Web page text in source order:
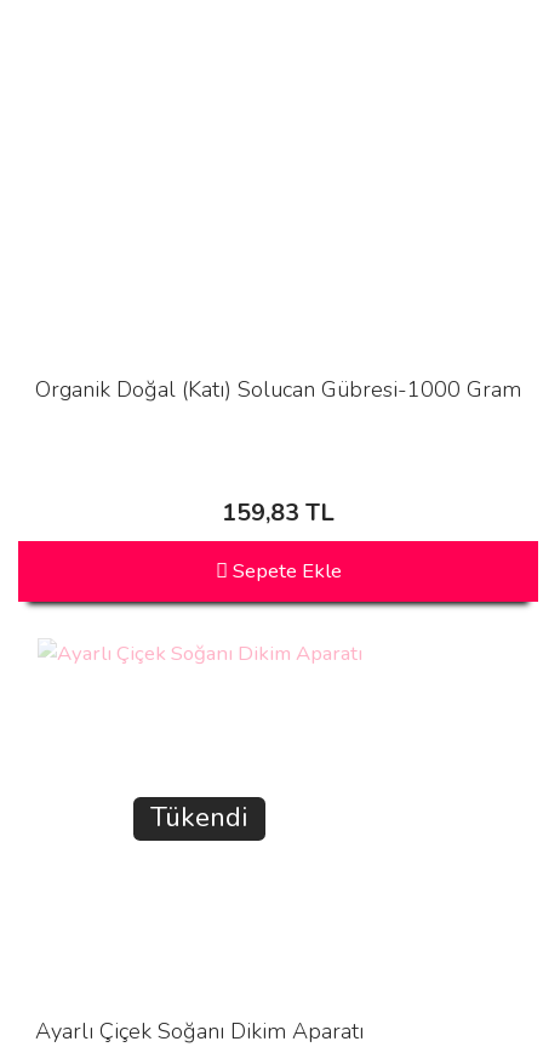
Organik Doğal (Katı) Solucan Gübresi-1000 Gram
159,83 TL
Sepete Ekle
Tükendi
Ayarlı Çiçek Soğanı Dikim Aparatı